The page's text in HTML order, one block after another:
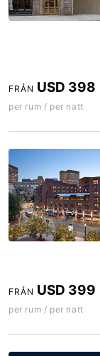
FRÅN USD 398
per rum / per natt
FRÅN USD 399
per rum / per natt